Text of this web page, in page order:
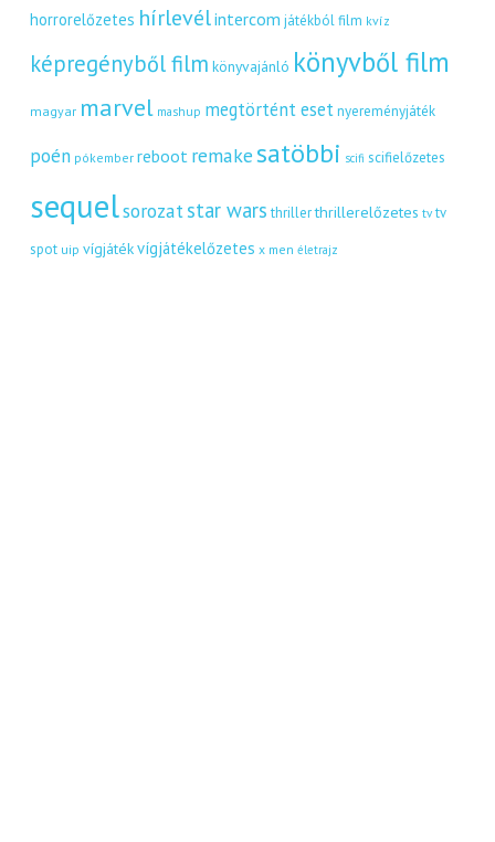
horrorelőzetes hírlevélintercom játékból film kvíz
képregényből film könyvajánló könyvből film
magyar marvel mashup megtörtént eset nyereményjáték
poén pókember reboot remakesatöbbi scifi scifielőzetes
sequelsorozat star wars thriller thrillerelőzetes tv tv
spot uip vígjátékvígjátékelőzetes x men életrajz